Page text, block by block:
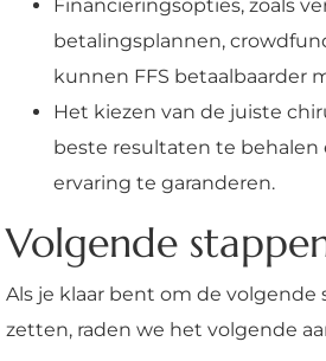
Financieringsopties, zoals
betalingsplannen,
kunnen FFS betaalbaarder
Het kiezen van de juiste
beste resultaten te behalen
ervaring te garanderen.
Volgende
Als je klaar bent om de volgende
zetten, raden we het volgende